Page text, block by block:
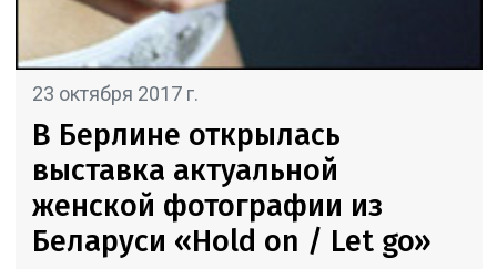
23 октября 2017 г.
В Берлине открылась
выставка актуальной
женской фотографии из
Беларуси «Hold on / Let go»